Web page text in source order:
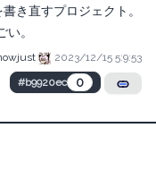
き直すプロジェクト。
。
2023/12/15 5:9:53
#b9920ec
0